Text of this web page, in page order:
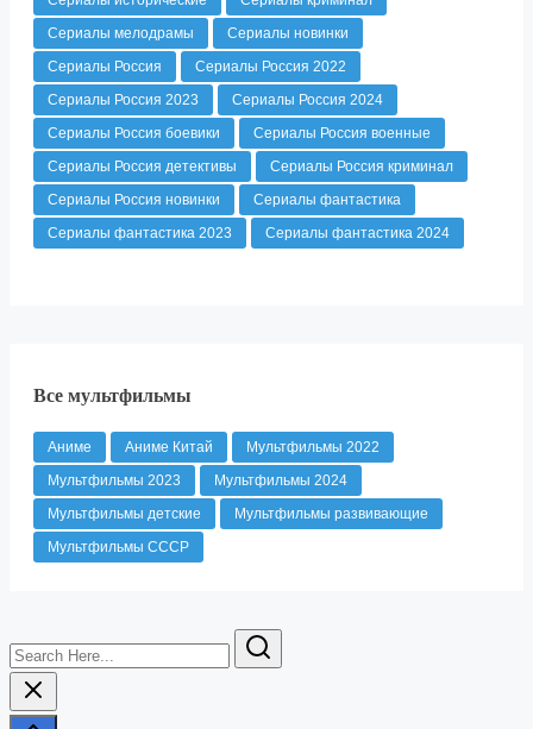
Сериалы мелодрамы
Сериалы новинки
Сериалы Россия
Сериалы Россия 2022
Сериалы Россия 2023
Сериалы Россия 2024
Сериалы Россия боевики
Сериалы Россия военные
Сериалы Россия детективы
Сериалы Россия криминал
Сериалы Россия новинки
Сериалы фантастика
Сериалы фантастика 2023
Сериалы фантастика 2024
Все мультфильмы
Аниме Аниме Китай
Мультфильмы 2022
Мультфильмы 2023
Мультфильмы 2024
Мультфильмы детские
Мультфильмы развивающие
Мультфильмы СССР
Search
Here...